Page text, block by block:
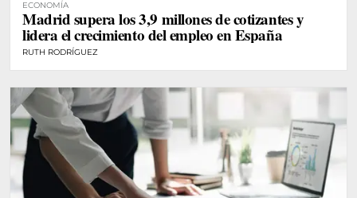
ECONOMÍA
Madrid supera los 3,9 millones de cotizantes y
lidera el crecimiento del empleo en España
RUTH RODRÍGUEZ